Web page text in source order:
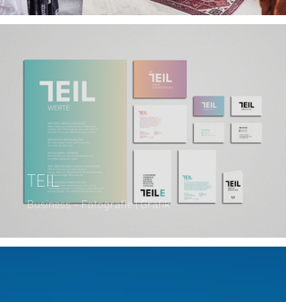
TEIL
Business – Fotografie | Grafik